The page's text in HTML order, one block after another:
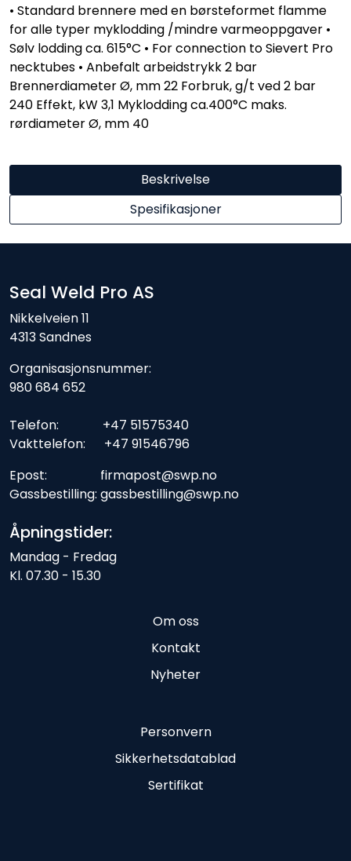
• Standard brennere med en børsteformet flamme
for alle typer myklodding /mindre varmeoppgaver •
Sølv lodding ca. 615°C • For connection to Sievert Pro
necktubes • Anbefalt arbeidstrykk 2 bar
Brennerdiameter Ø, mm 22 Forbruk, g/t ved 2 bar
240 Effekt, kW 3,1 Myklodding ca.400°C maks.
rørdiameter Ø, mm 40
Beskrivelse
Spesifikasjoner
Seal Weld Pro AS
Nikkelveien 11
4313 Sandnes
Organisasjonsnummer:
980 684 652
Telefon: +47 51575340
Vakttelefon: +47 91546796
Epost: firmapost@swp.no
Gassbestilling: gassbestilling@swp.no
Åpningstider:
Mandag - Fredag
Kl. 07.30 - 15.30
Om oss
Kontakt
Nyheter
Personvern
Sikkerhetsdatablad
Sertifikat